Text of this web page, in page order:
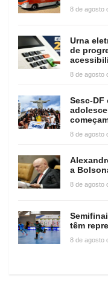
8 de agosto
Urna
de
8 de agosto
Sesc-
8 de agosto
a
8 de agosto
têm
8 de agosto